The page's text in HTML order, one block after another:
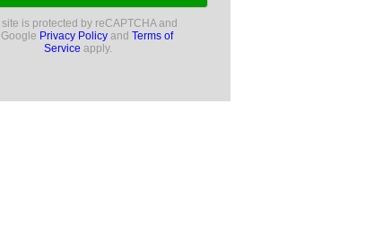
is protected by reCAPTCHA and
Privacy Policy and Terms of
Service apply.